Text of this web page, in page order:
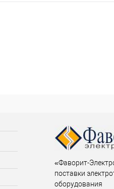
«Фаворит-
поставки
оборудования